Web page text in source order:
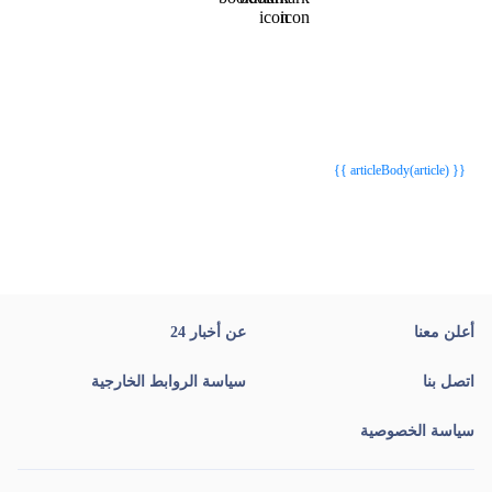
{{ articleBody(article) }}
أعلن معنا عن أخبار 24
اتصل بنا سياسة الروابط الخارجية
سياسة الخصوصية